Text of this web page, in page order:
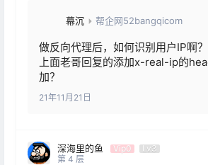
幕沉 帮企网52bangqicom
做反向代理后，如何识别用户IP啊？
上面老哥回复的添加x-real-ip的
加？
21年11月21日
深海里的鱼 Vip0
Lv3
第 4 层